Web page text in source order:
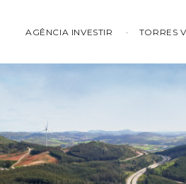
AGÊNCIA INVESTIR TORRES